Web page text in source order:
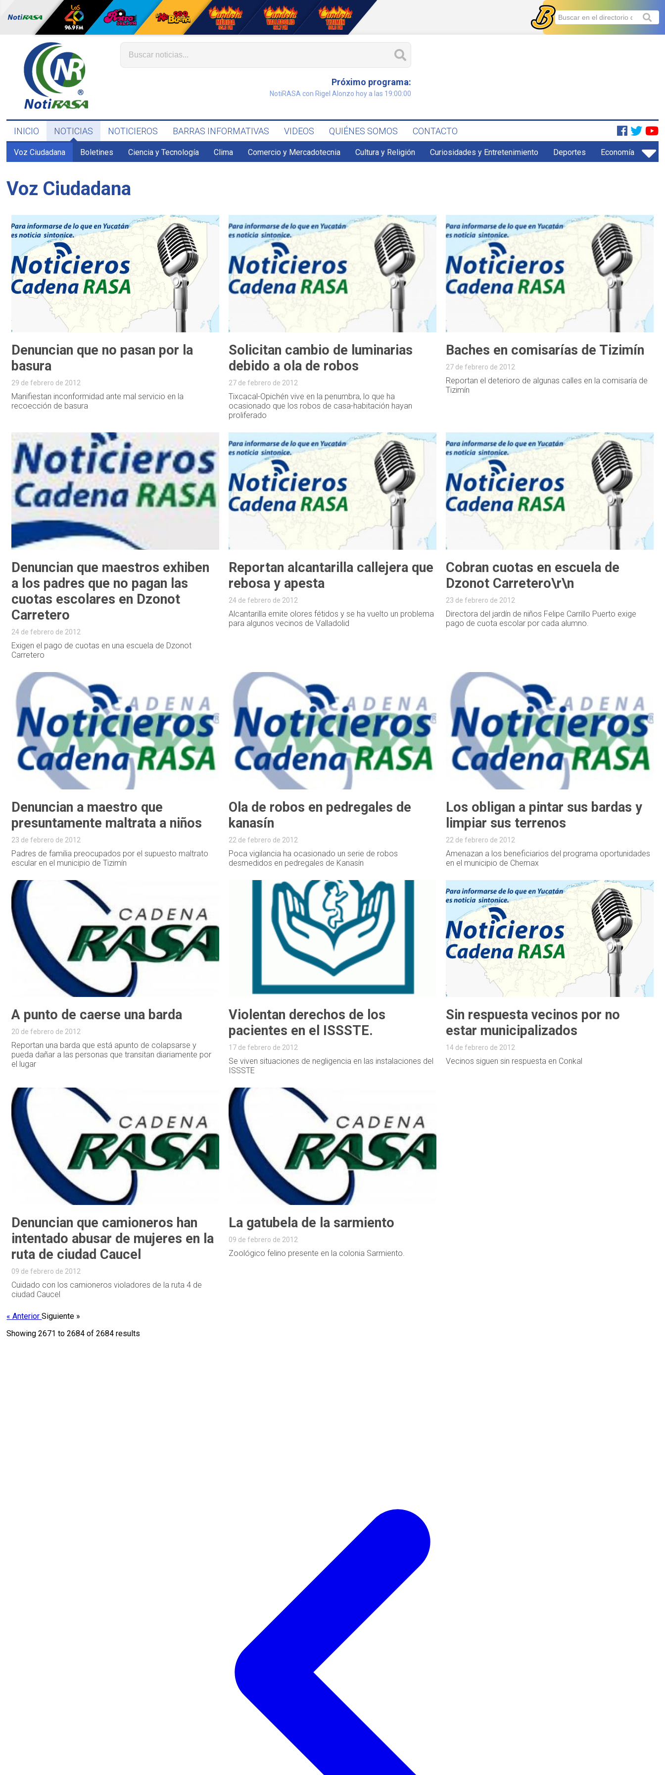
Próximo programa:
NotiRASA con Rigel Alonzo hoy a las 19:00:00
INICIO NOTICIAS NOTICIEROS BARRAS INFORMATIVAS VIDEOS QUIÉNES SOMOS CONTACTO
Voz Ciudadana Boletines Ciencia y Tecnología Clima Comercio y Mercadotecnia Cultura y Religión Curiosidades y Entretenimiento Deportes Economía
Voz Ciudadana
Denuncian que no pasan por la
basura
29 de febrero de 2012
Manifiestan inconformidad ante mal servicio en la
recoección de basura
Solicitan cambio de luminarias
debido a ola de robos
27 de febrero de 2012
Tixcacal-Opichén vive en la penumbra, lo que ha
ocasionado que los robos de casa-habitación hayan
proliferado
Baches en comisarías de Tizimín
27 de febrero de 2012
Reportan el deterioro de algunas calles en la comisaría de
Tizimín
Denuncian que maestros exhiben
a los padres que no pagan las
cuotas escolares en Dzonot
Carretero
24 de febrero de 2012
Exigen el pago de cuotas en una escuela de Dzonot
Carretero
Reportan alcantarilla callejera que
rebosa y apesta
24 de febrero de 2012
Alcantarilla emite olores fétidos y se ha vuelto un problema
para algunos vecinos de Valladolid
Cobran cuotas en escuela de
Dzonot Carretero\r\n
23 de febrero de 2012
Directora del jardín de niños Felipe Carrillo Puerto exige
pago de cuota escolar por cada alumno.
Denuncian a maestro que
presuntamente maltrata a niños
23 de febrero de 2012
Padres de familia preocupados por el supuesto maltrato
escular en el municipio de Tizimín
Ola de robos en pedregales de
kanasín
22 de febrero de 2012
Poca vigilancia ha ocasionado un serie de robos
desmedidos en pedregales de Kanasín
Los obligan a pintar sus bardas y
limpiar sus terrenos
22 de febrero de 2012
Amenazan a los beneficiarios del programa oportunidades
en el municipio de Chemax
A punto de caerse una barda
20 de febrero de 2012
Reportan una barda que está apunto de colapsarse y
pueda dañar a las personas que transitan diariamente por
el lugar
Violentan derechos de los
pacientes en el ISSSTE.
17 de febrero de 2012
Se viven situaciones de negligencia en las instalaciones del
ISSSTE
Sin respuesta vecinos por no
estar municipalizados
14 de febrero de 2012
Vecinos siguen sin respuesta en Conkal
Denuncian que camioneros han
intentado abusar de mujeres en la
ruta de ciudad Caucel
09 de febrero de 2012
Cuidado con los camioneros violadores de la ruta 4 de
ciudad Caucel
La gatubela de la sarmiento
09 de febrero de 2012
Zoológico felino presente en la colonia Sarmiento.
« AnteriorSiguiente »
Showing2671 to2684 of2684 results